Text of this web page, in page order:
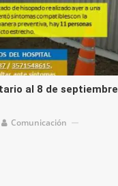
al 8 de septiembre
Comunicación